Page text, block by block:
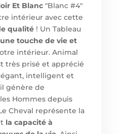
Et Blanc"Blanc #4"
intérieur avec cette
qualité! Un Tableau
une touche de vie et
intérieur. Animal
très prisé et apprécié
intelligent et
génère de
Hommes depuis
Cheval représente la
la capacité à